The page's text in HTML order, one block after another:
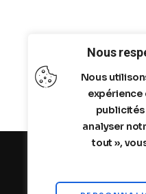
Nous
Nous
expérience
publicités
analyser
tout »,